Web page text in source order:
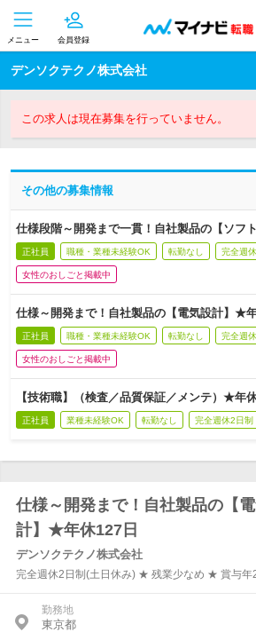
メニュー 会員登録
デンソクテクノ株式会社
この求人は現在募集を行っていません。
その他の募集情報
仕様段階～開発まで一貫！自社製品の【ソフ
正社員 職種・業種未経験OK 転勤なし 完全週
女性のおしごと掲載中
仕様～開発まで！自社製品の【電気設計】★
正社員 職種・業種未経験OK 転勤なし 完全週
女性のおしごと掲載中
【技術職】（検査／品質保証／メンテ）★年
正社員 業種未経験OK 転勤なし 完全週休2日制
仕様～開発まで！自社製品の【
計】★年休127日
デンソクテクノ株式会社
完全週休2日制(土日休み) ★ 残業少なめ ★ 賞与年2
勤務地
東京都